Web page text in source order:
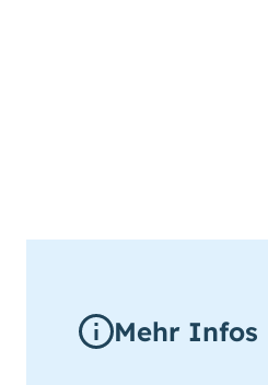
Mehr Infos